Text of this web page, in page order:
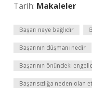
Tarih: Makaleler
Başarı neye bağlıdır
Başarının düşmanı nedir
Başarının önündeki
Başarısızlığa neden olan